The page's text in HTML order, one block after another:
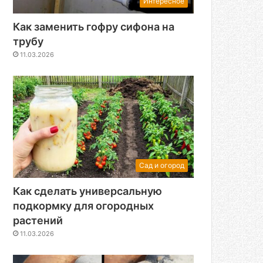
Как заменить гофру сифона на
трубу
11.03.2026
Сад и огород
Как сделать универсальную
подкормку для огородных
растений
11.03.2026